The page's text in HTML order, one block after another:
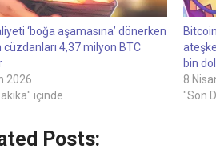
‘boğa aşamasına’ dönerken
cüzdanları 4,37 milyon BTC
2026
içinde
bin
8
"Son
Posts: